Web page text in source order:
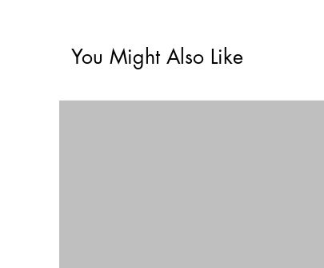
You Might Also Like